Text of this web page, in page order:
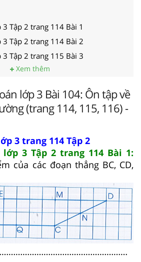
Tập 2 trang 114 Bài 1
Tập 2 trang 114 Bài 2
Tập 2 trang 115 Bài 3
Xem thêm
lớp 3 Bài 104: Ôn tập về
(trang 114, 115, 116) -
3 trang 114 Tập 2
3 Tập 2 trang 114 Bài 1:
của các đoạn thẳng BC, CD,